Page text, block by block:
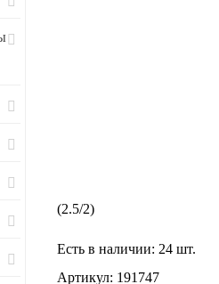
(2.5/2)
Есть в наличии: 24 шт.
Артикул: 191747